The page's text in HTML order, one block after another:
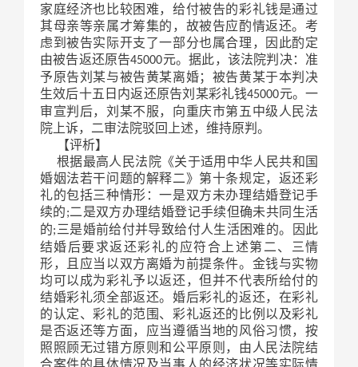
家庭经济也比较困难，给付被告的彩礼钱是通过
其母亲等亲属才筹集的，故被告应酌情返还。考
虑到被告实际开支了一部分也属合理，因此酌定
由被告返还原告45000元。据此，该法院判决：准
予原告刘某与被告黄某离婚；被告黄某于本判决
生效后十五日内返还原告刘某彩礼钱45000元。一
审宣判后，刘某不服，向重庆市第五中级人民法
院上诉，二审法院驳回上述，维持原判。
【评析】
根据最高人民法院《关于适用中华人民共和国
婚姻法若干问题的解释二》第十条规定，返还彩
礼的包括三种情形：一是双方未办理结婚登记手
续的;二是双方办理结婚登记手续但确未共同生活
的; 三是婚前给付并导致给付人生活困难的。因此
结婚后要求返还彩礼的应符合上述第二、三情
形，且应当以双方离婚为前提条件。金钱与实物
均可以成为彩礼予以返还，但并不代表所给付的
结婚彩礼须全部返还。婚后彩礼的返还，在彩礼
的认定、彩礼的范围、彩礼返还的比例以及彩礼
是否返还等方面，应当遵循当地的风俗习惯，按
照照顾无过错方原则和公平原则，由人民法院结
合案件的具体情况及当事人的经济状况等实际情